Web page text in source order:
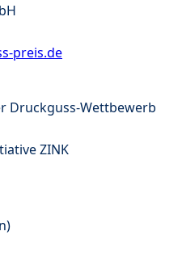
preis.de
Druckguss-Wettbewerb
ZINK